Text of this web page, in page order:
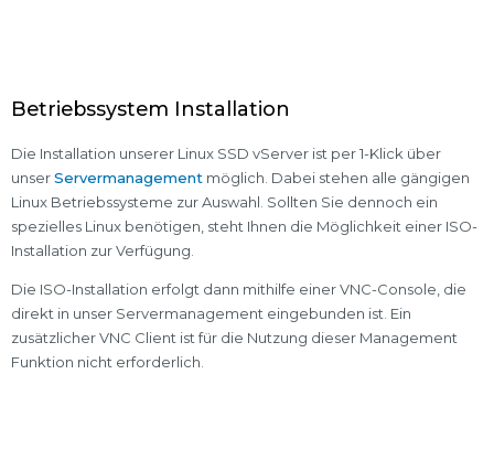
Betriebssystem Installation
Die Installation unserer Linux SSD vServer ist per 1-Klick über
unserServermanagement möglich. Dabei stehen alle gängigen
Linux Betriebssysteme zur Auswahl. Sollten Sie dennoch ein
spezielles Linux benötigen, steht Ihnen die Möglichkeit einer ISO-
Installation zur Verfügung.
Die ISO-Installation erfolgt dann mithilfe einer VNC-Console, die
direkt in unser Servermanagement eingebunden ist. Ein
zusätzlicher VNC Client ist für die Nutzung dieser Management
Funktion nicht erforderlich.